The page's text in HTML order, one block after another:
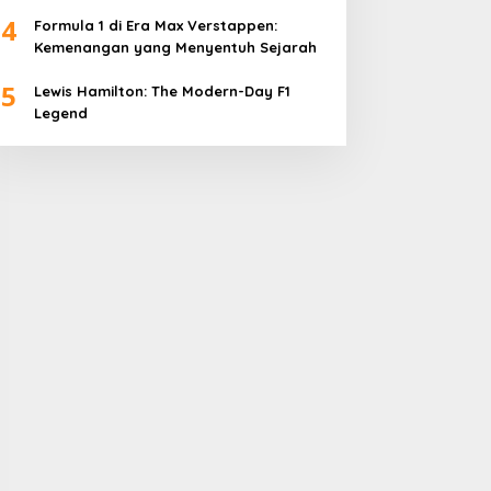
4
Formula 1 di Era Max Verstappen:
Kemenangan yang Menyentuh Sejarah
5
Lewis Hamilton: The Modern-Day F1
Legend